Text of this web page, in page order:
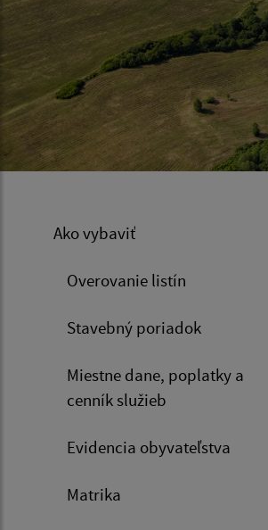
Ako vybaviť
Overovanie listín
Stavebný poriadok
Miestne dane, poplatky a
cenník služieb
Evidencia obyvateľstva
Matrika